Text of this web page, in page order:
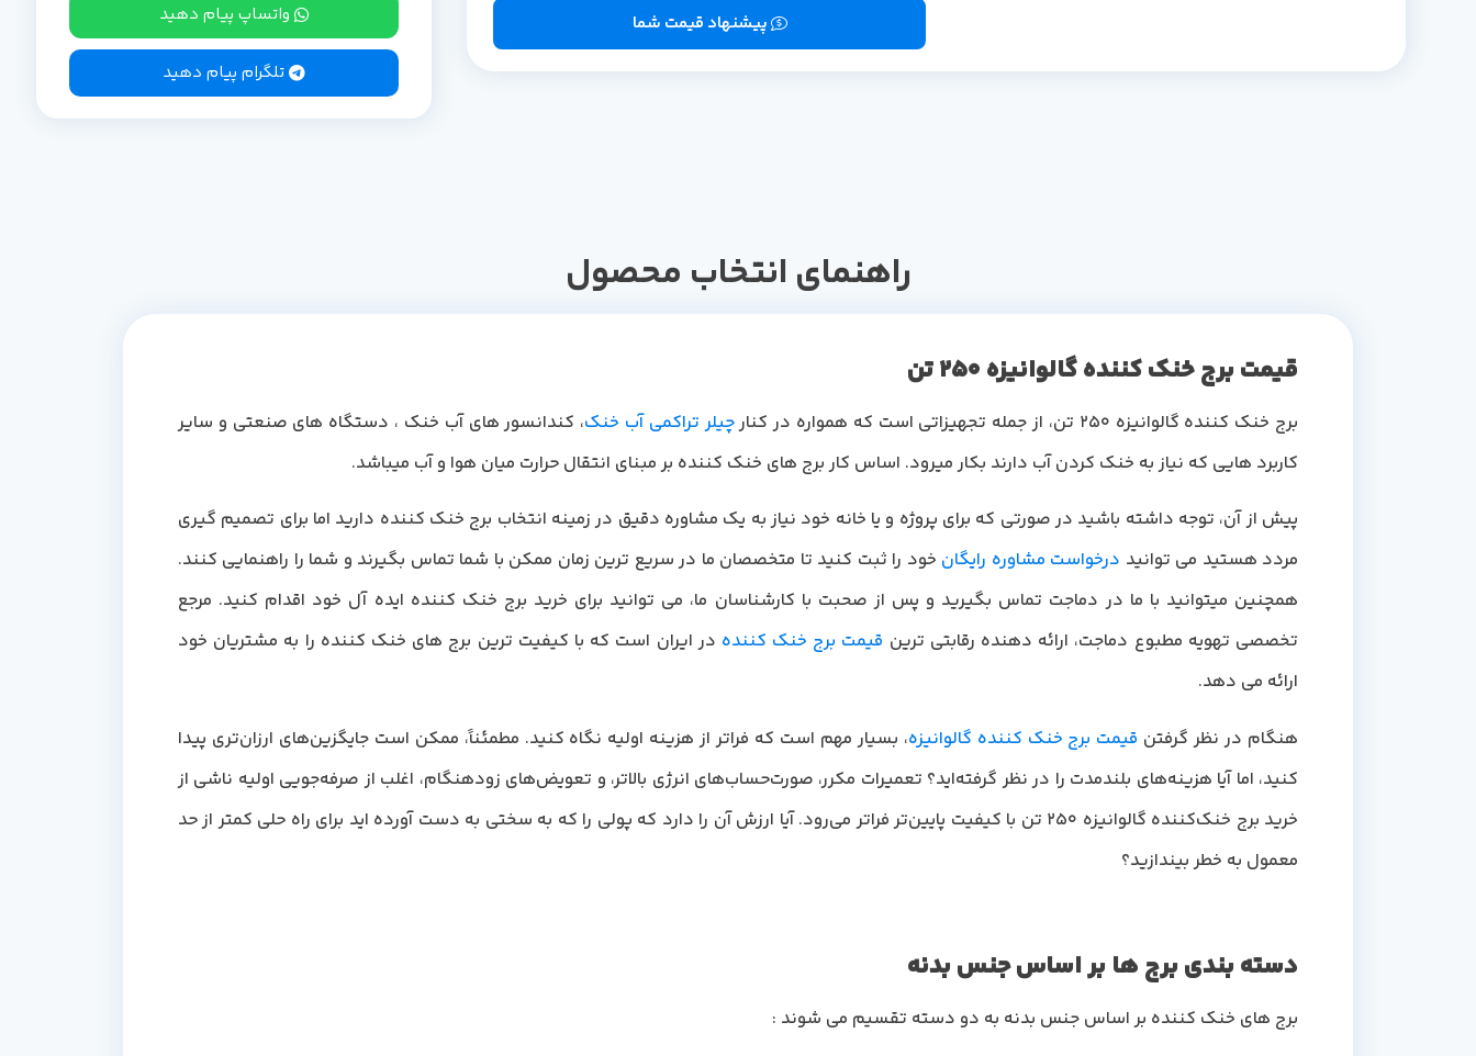
پیشنهاد قیمت شما واتساپ پیام دهید
تلگرام پیام دهید
راهنمای انتخاب محصول
قیمت برج خنک کننده گالوانیزه 250 تن
برج خنک کننده گالوانیزه 250 تن، از جمله تجهیزاتی است که همواره در کنار چیلر تراکمی آب خنک، کندانسور های آب خنک ، دستگاه های صنعتی و سایر
کاربرد هایی که نیاز به خنک کردن آب دارند بکار میرود. اساس کار برج های خنک کننده بر مبنای انتقال حرارت میان هوا و آب میباشد.
پیش از آن، توجه داشته باشید در صورتی که برای پروژه و یا خانه خود نیاز به یک مشاوره دقیق در زمینه انتخاب برج خنک کننده دارید اما برای تصمیم گیری
مردد هستید می توانید درخواست مشاوره رایگان خود را ثبت کنید تا متخصصان ما در سریع ترین زمان ممکن با شما تماس بگیرند و شما را راهنمایی کنند.
همچنین میتوانید با ما در دماجت تماس بگیرید و پس از صحبت با کارشناسان ما، می توانید برای خرید برج خنک کننده ایده آل خود اقدام کنید. مرجع
تخصصی تهویه مطبوع دماجت، ارائه دهنده رقابتی ترین قیمت برج خنک کننده در ایران است که با کیفیت ترین برج های خنک کننده را به مشتریان خود
ارائه می دهد.
هنگام در نظر گرفتن قیمت برج خنک کننده گالوانیزه، بسیار مهم است که فراتر از هزینه اولیه نگاه کنید. مطمئناً، ممکن است جایگزین‌های ارزان‌تری پیدا
کنید، اما آیا هزینه‌های بلندمدت را در نظر گرفته‌اید؟ تعمیرات مکرر، صورت‌حساب‌های انرژی بالاتر، و تعویض‌های زودهنگام، اغلب از صرفه‌جویی اولیه ناشی از
خرید برج خنک‌کننده گالوانیزه 250 تن با کیفیت پایین‌تر فراتر می‌رود. آیا ارزش آن را دارد که پولی را که به سختی به دست آورده اید برای راه حلی کمتر از حد
معمول به خطر بیندازید؟
دسته بندی برج ها بر اساس جنس بدنه
برج های خنک کننده بر اساس جنس بدنه به دو دسته تقسیم می شوند :